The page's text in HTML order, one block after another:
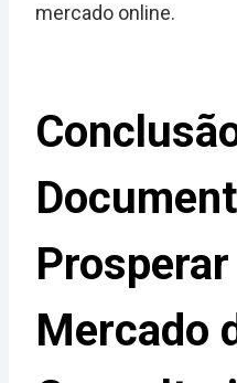
mercado online.
Mercado